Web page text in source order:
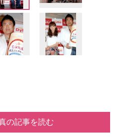
の記事を読む